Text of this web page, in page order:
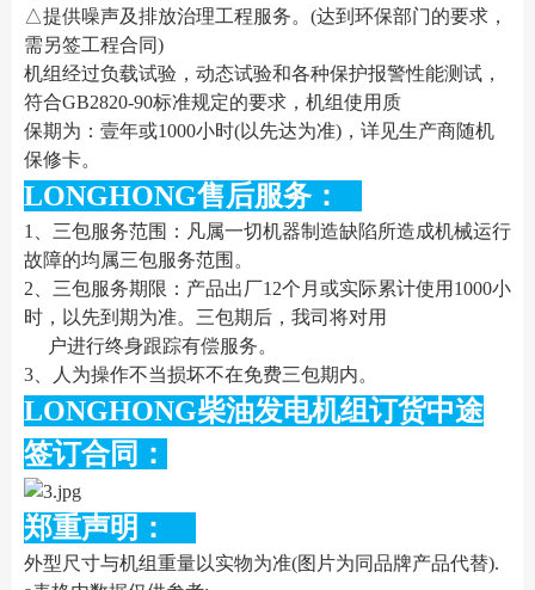
△提供噪声及排放治理工程服务。(达到环保部门的要求，
需另签工程合同)
机组经过负载试验，动态试验和各种保护报警性能测试，
符合GB2820-90标准规定的要求，机组使用质
保期为：壹年或1000小时(以先达为准)，详见生产商随机
保修卡。
LONGHONG售后服务：
1、三包服务范围：凡属一切机器制造缺陷所造成机械运行
故障的均属三包服务范围。
2、三包服务期限：产品出厂12个月或实际累计使用1000小
时，以先到期为准。三包期后，我司将对用
户进行终身跟踪有偿服务。
3、人为操作不当损坏不在免费三包期内。
LONGHONG柴油发电机组订货中途
签订合同：
郑重声明：
外型尺寸与机组重量以实物为准(图片为同品牌产品代替).